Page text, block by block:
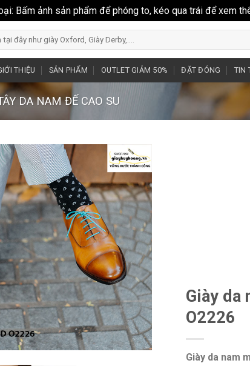
Bấm ảnh sản phẩm để phóng to, kéo qua trái để xem
THIỆU SẢN PHẨM OUTLET GIẢM 50% ĐẶT ĐÓNG TIN
DA NAM ĐẾ CAO SU
Giày da
O2226
Giày da nam